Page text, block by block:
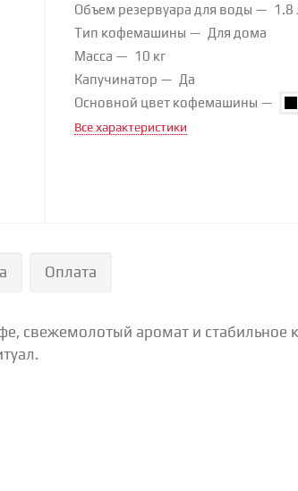
Объем резервуара для воды
1.8
Тип кофемашины
Для дома
Масса
10 кг
Капучинатор
Да
Основной цвет кофемашины
Все характеристики
Оплата
свежемолотый аромат и стабильное